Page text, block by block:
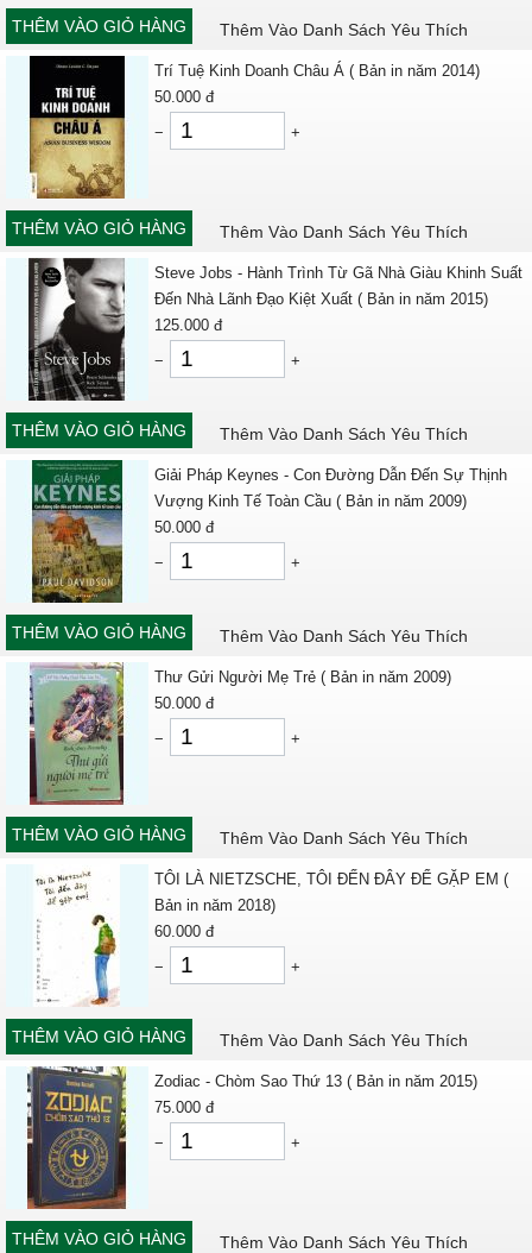
THÊM VÀO GIỎ HÀNG Thêm Vào Danh Sách Yêu Thích
Trí Tuệ Kinh Doanh Châu Á ( Bản in năm 2014)
50.000 đ
−
+
THÊM VÀO GIỎ HÀNG Thêm Vào Danh Sách Yêu Thích
Steve Jobs - Hành Trình Từ Gã Nhà Giàu Khinh Suất
Đến Nhà Lãnh Đạo Kiệt Xuất ( Bản in năm 2015)
125.000 đ
−
+
THÊM VÀO GIỎ HÀNG Thêm Vào Danh Sách Yêu Thích
Giải Pháp Keynes - Con Đường Dẫn Đến Sự Thịnh
Vượng Kinh Tế Toàn Cầu ( Bản in năm 2009)
50.000 đ
−
+
THÊM VÀO GIỎ HÀNG Thêm Vào Danh Sách Yêu Thích
Thư Gửi Người Mẹ Trẻ ( Bản in năm 2009)
50.000 đ
−
+
THÊM VÀO GIỎ HÀNG Thêm Vào Danh Sách Yêu Thích
TÔI LÀ NIETZSCHE, TÔI ĐẾN ĐÂY ĐỂ GẶP EM (
Bản in năm 2018)
60.000 đ
−
+
THÊM VÀO GIỎ HÀNG Thêm Vào Danh Sách Yêu Thích
Zodiac - Chòm Sao Thứ 13 ( Bản in năm 2015)
75.000 đ
−
+
THÊM VÀO GIỎ HÀNG Thêm Vào Danh Sách Yêu Thích